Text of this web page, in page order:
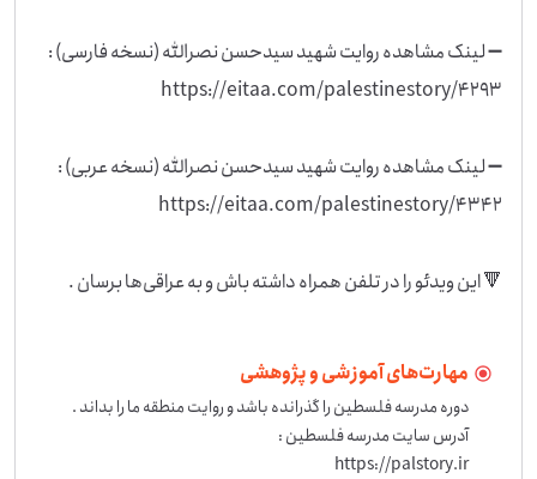
🔻 این ویدئو را در تلفن همراه داشته باش و به عراقی‌ها برسان .
مهارت‌های آموزشی و پژوهشی
https://palstory.ir